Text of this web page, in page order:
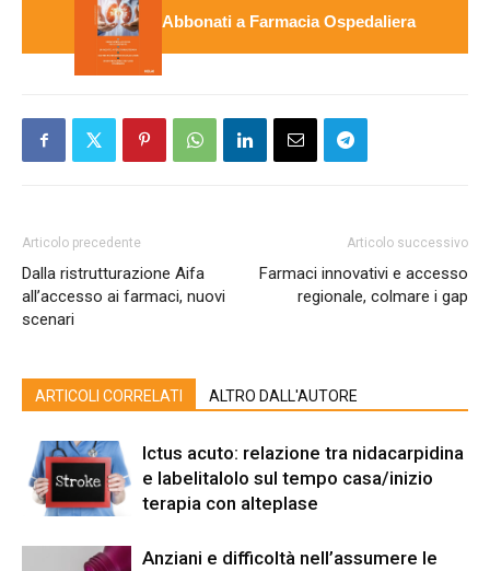
Abbonati a Farmacia Ospedaliera
Articolo precedente
Dalla ristrutturazione Aifa
all’accesso ai farmaci, nuovi
scenari
Articolo successivo
Farmaci innovativi e accesso
regionale, colmare i gap
ARTICOLI CORRELATI ALTRO DALL'AUTORE
Ictus acuto: relazione tra nidacarpidina
e labelitalolo sul tempo casa/inizio
terapia con alteplase
Anziani e difficoltà nell’assumere le